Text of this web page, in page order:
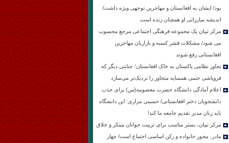
بود/ ایشان به افغانستان و مهاجرین توجهی ویژه داشت/
اندیشه مبارزاتی او همچنان زنده است
مرکز تبیان یک مجموعه فرهنگی اجتماعی مرجع محسوب
می شود/ مشکلات قشر کسبه و بازاریان مهاجرین
افغانستانی رفع شوند
تجاوز نظامی پاکستان به خاک افغانستان؛ جنایتی دیگر که
فروپاشی حتمی همسایه متجاوز را نزدیک‌تر می‌سازد
اعلام آمادگی دانشگاه حضرت معصومه(س) برای جذب
دانشجویان دختر افغانستانی/ حسینی مزاری: این دانشگاه
باید زنان مدیر تقدیم جامعه ما کند!
مرکز تبیان، بستر مناسب برای تربیت جوانان مبتکر و خلاق
مادر، محور خانواده و رکن اساسی اجتماع‌ است/ چهار